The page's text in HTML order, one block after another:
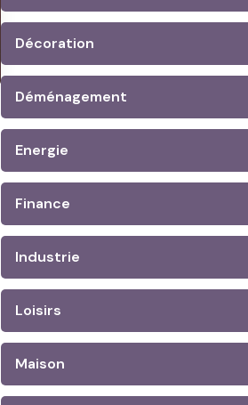
Décoration
Déménagement
Energie
Finance
Industrie
Loisirs
Maison